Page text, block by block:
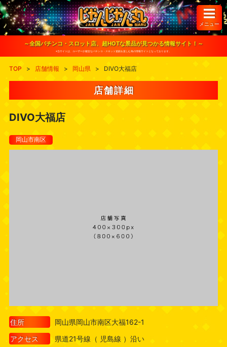
S
k
i
o
メニュー
～全国パチンコ・スロット店、超HOTな景品が見つかる情報サイト！～
※当サイトは、ユーザーが健全なパチンコ・スロット遊戯を楽しむ為の情報サイトとなっております。
TOP > 店舗情報 > 岡山県 > DIVO大福店
店舗詳細
DIVO大福店
岡山市南区
住所
岡山県岡山市南区大福162-1
アクセス
県道21号線（ 児島線 ）沿い